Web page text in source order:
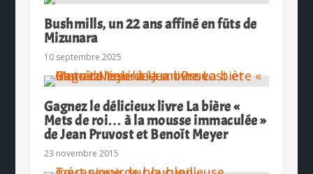
Bushmills, un 22 ans affiné en fûts de
Mizunara
10 septembre 2025
Gagnez le délicieux livre La bière «
Mets de roi… à la mousse immaculée »
de Jean Pruvost et Benoît Meyer
23 novembre 2015